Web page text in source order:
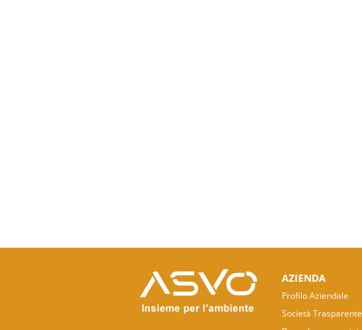
AZIENDA
Profilo Aziendale
Società Trasparente